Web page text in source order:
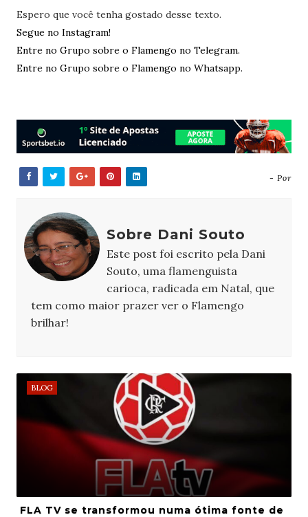
Espero que você tenha gostado desse texto.
Segue no Instagram!
Entre no Grupo sobre o Flamengo no Telegram.
Entre no Grupo sobre o Flamengo no Whatsapp.
- Por
Sobre Dani Souto
Este post foi escrito pela Dani
Souto, uma flamenguista
carioca, radicada em Natal, que
tem como maior prazer ver o Flamengo
brilhar!
BLOG
FLA TV se transformou numa ótima fonte de